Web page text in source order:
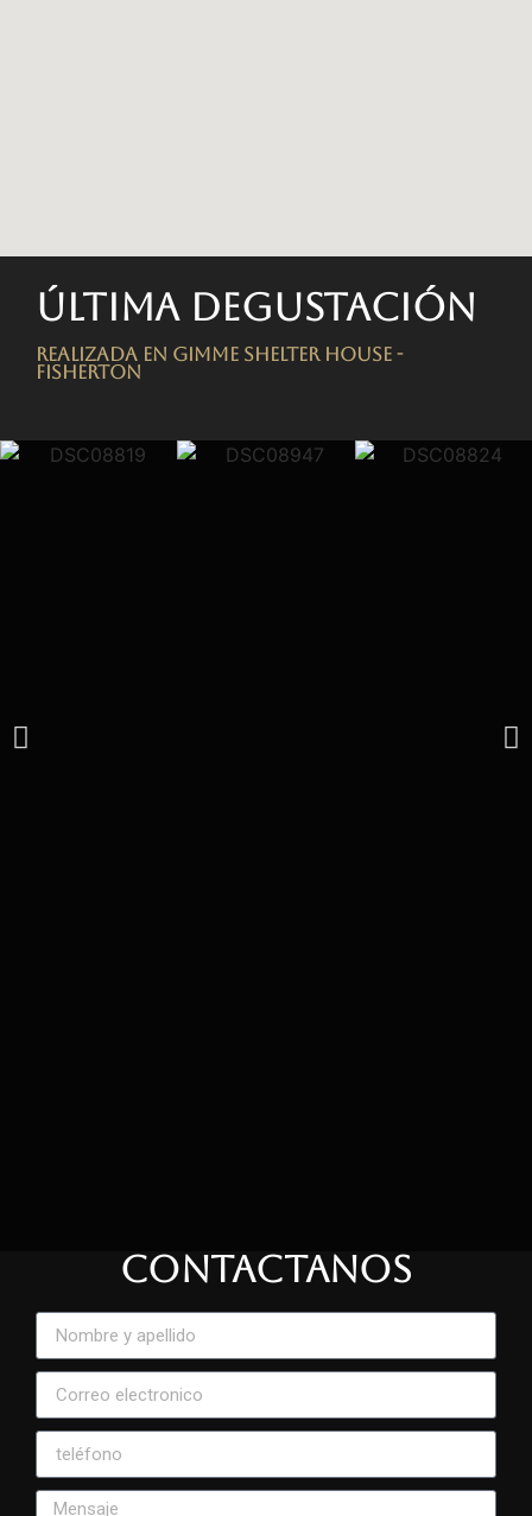
Última degustación
Realizada en Gimme Shelter House -
FISHERTON
CONTACTANOS